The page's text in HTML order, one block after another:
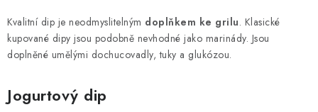
Kvalitní dip je neodmyslitelným doplňkem ke grilu. Klasické
kupované dipy jsou podobně nevhodné jako marinády. Jsou
doplněné umělými dochucovadly, tuky a glukózou.
Jogurtový dip